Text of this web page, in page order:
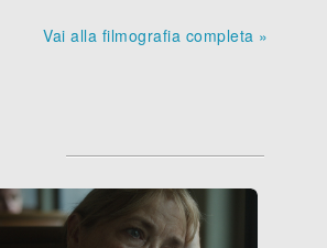
Vai alla filmografia completa »